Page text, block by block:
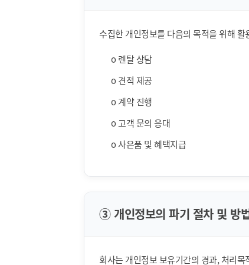
수집한 개인정보를 다음의 목적을 위해 활
ο 렌탈 상담
ο 견적 제공
ο 계약 진행
ο 고객 문의 응대
ο 사은품 및 혜택지급
③ 개인정보의 파기 절차 및 방
회사는 개인정보 보유기간의 경과, 처리